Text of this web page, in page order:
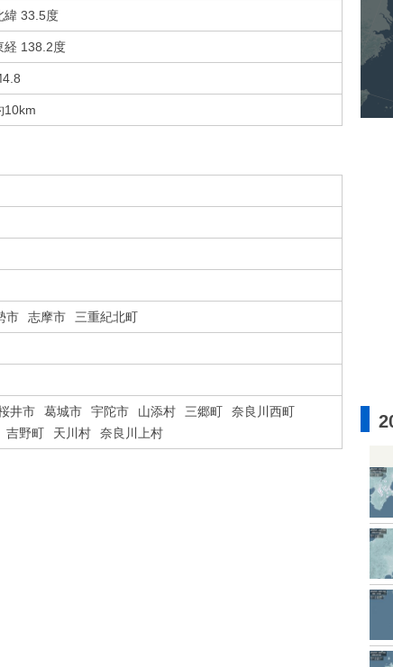
緯 33.5度
経 138.2度
10km
市 志摩市 三重紀北町
井市 葛城市 宇陀市 山添村 三郷町
奈良川西町
吉野町 天川村 奈良川上村